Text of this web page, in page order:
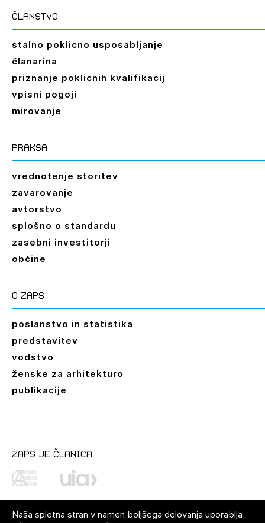
Leto
2026,2025,
2019
članstvo
stalno poklicno usposabljanje
članarina
priznanje poklicnih kvalifikacij
vpisni pogoji
mirovanje
praksa
vrednotenje storitev
zavarovanje
avtorstvo
splošno o standardu
zasebni investitorji
občine
O zaps
poslanstvo in statistika
predstavitev
vodstvo
ženske za arhitekturo
publikacije
zaps je članica
Naša spletna stran v namen boljšega delovanja uporablja